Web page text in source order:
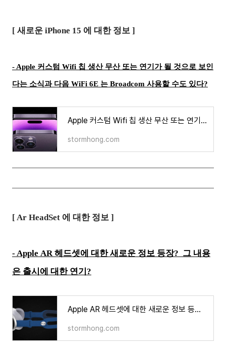
[ 새로운 iPhone 15 에 대한 정보 ]
- Apple 커스텀 Wifi 칩 생산 무산 또는 연기가 될 것으로 보인
다는 소식과 다음 WiFi 6E 는 Broadcom 사용할 수도 있다?
Apple 커스텀 Wifi 칩 생산 무산 또는 연기가 될 것으로 보인다는 소식과 다음 WiFi 6E 는 Broadcom 사용
stormhong.com
[ Ar HeadSet 에 대한 정보 ]
- Apple AR 헤드셋에 대한 새로운 정보 등장? 그 내용
은 출시에 대한 연기?
Apple AR 헤드셋에 대한 새로운 정보 등장? 그 내용은 출시에 대한 연기?
stormhong.com